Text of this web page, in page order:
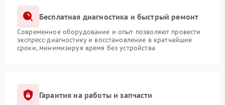
Бесплатная диагностика и быстрый ремонт
Современное оборудование и опыт позволяют провести
экспресс-диагностику и восстановление в кратчайшие
сроки, минимизируя время без устройства
Гарантия на работы и запчасти